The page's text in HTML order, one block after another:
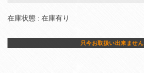
在庫状態 : 在庫有り
只今お取扱い出来ません